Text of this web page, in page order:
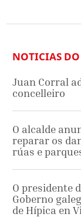
NOTICIAS DO
Juan Corral
concelleiro
O alcalde
reparar os
rúas e
O presidente
Goberno
de Hípica en